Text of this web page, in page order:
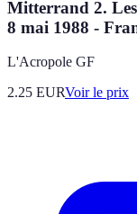
Mitterrand 2.
8 mai 1988 -
L'Acropole GF
2.25 EURVoir le prix